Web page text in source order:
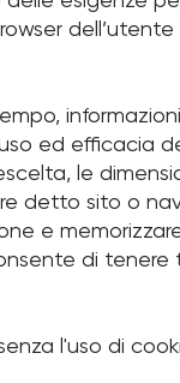
ed efficacia
le
sito o
e
di
l'uso di